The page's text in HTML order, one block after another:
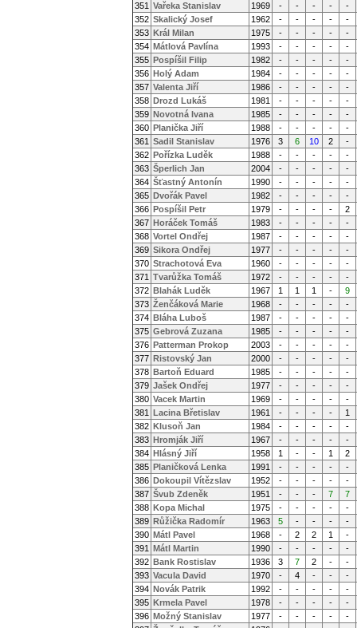
351 Vařeka Stanislav 1969 - - - -
-
352 Skalický Josef 1962 - - - -
-
353 Král Milan 1975 - - - -
-
354 Mátlová Pavlína 1993 - - - -
-
355 Pospíšil Filip 1982 - - - -
-
356 Holý Adam 1984 - - - -
-
357 Valenta Jiří 1986 - - - -
-
358 Drozd Lukáš 1981 - - - -
-
359 Novotná Ivana 1985 - - - -
-
360 Planička Jiří 1988 - - - -
-
361 Sadil Stanislav 1976 3 6 10 2
-
362 Pořízka Luděk 1988 - - - -
-
363 Šperlich Jan 2004 - - - -
-
364 Šťastný Antonín 1990 - - - -
-
365 Dvořák Pavel 1982 - - - -
-
366 Pospíšil Petr 1979 - - - -
2
367 Horáček Tomáš 1983 - - - -
-
368 Vortel Ondřej 1987 - - - -
-
369 Sikora Ondřej 1977 - - - -
-
370 Strachotová Eva 1960 - - - -
-
371 Tvarůžka Tomáš 1972 - - - -
-
372 Blahák Luděk 1967 1 1 1 -
9
373 Ženčáková Marie 1968 - - - -
-
374 Bláha Luboš 1987 - - - -
-
375 Gebrová Zuzana 1985 - - - -
-
376 Patterman Prokop 2003 - - - -
-
377 Ristovský Jan 2000 - - - -
-
378 Bartoň Eduard 1985 - - - -
-
379 Jašek Ondřej 1977 - - - -
-
380 Vacek Martin 1969 - - - -
-
381 Lacina Břetislav 1961 - - - -
1
382 Klusoň Jan 1984 - - - -
-
383 Hromják Jiří 1967 - - - -
-
384 Hlásný Jiří 1958 1 - - 1
2
385 Planičková Lenka 1991 - - - -
-
386 Dokoupil Vítězslav 1952 - - - -
-
387 Švub Zdeněk 1951 - - - 7
7
388 Kopa Michal 1975 - - - -
-
389 Růžička Radomír 1963 5 - - -
-
390 Mátl Pavel 1968 - 2 2 1
-
391 Mátl Martin 1990 - - - -
-
392 Bank Rostislav 1936 3 7 2 -
-
393 Vacula David 1970 - 4 - -
-
394 Novák Patrik 1992 - - - -
-
395 Krmela Pavel 1978 - - - -
-
396 Možný Stanislav 1977 - - - -
-